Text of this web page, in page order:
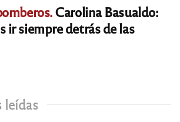
Carolina Basualdo:
ir siempre detrás de las
leídas